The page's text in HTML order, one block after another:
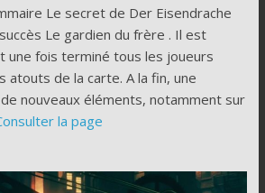
Le secret de Der Eisendrache
Le gardien du frère . Il est
une fois terminé tous les joueurs
de la carte. A la fin, une
nouveaux éléments, notamment sur
la page